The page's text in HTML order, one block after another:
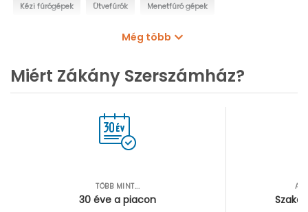
Kézi fúrógépek Ütvefúrók Menetfúró gépek
Még több
Miért Zákány Szerszámház?
TÖBB MINT...
30 éve a piacon